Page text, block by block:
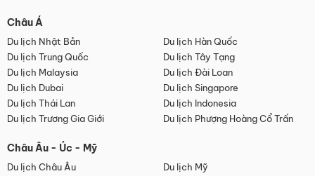
Châu Á
Du lịch Nhật Bản
Du lịch Hàn Quốc
Du lịch Trung Quốc
Du lịch Tây Tạng
Du lịch Malaysia
Du lịch Đài Loan
Du lịch Dubai
Du lịch Singapore
Du lịch Thái Lan
Du lịch Indonesia
Du lịch Trương Gia Giới
Du lịch Phượng Hoàng Cổ Trấn
Châu Âu - Úc - Mỹ
Du lịch Châu Âu
Du lịch Mỹ